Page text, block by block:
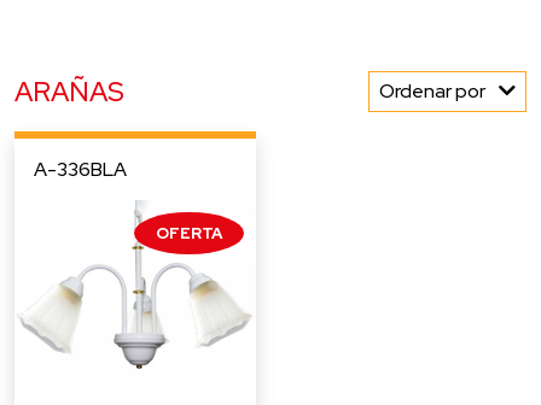
ARAÑAS Ordenar por
A-336BLA